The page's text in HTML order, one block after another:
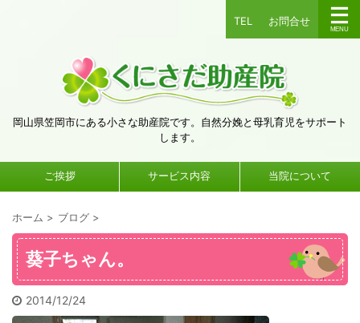
TEL お問合せ
岡山県笠岡市にある小さな助産院です。自然分娩と母乳育児をサポート
します。
ご挨拶 サービス内容 当院について
ホーム > ブログ >
葵子ちゃん。
2014/12/24